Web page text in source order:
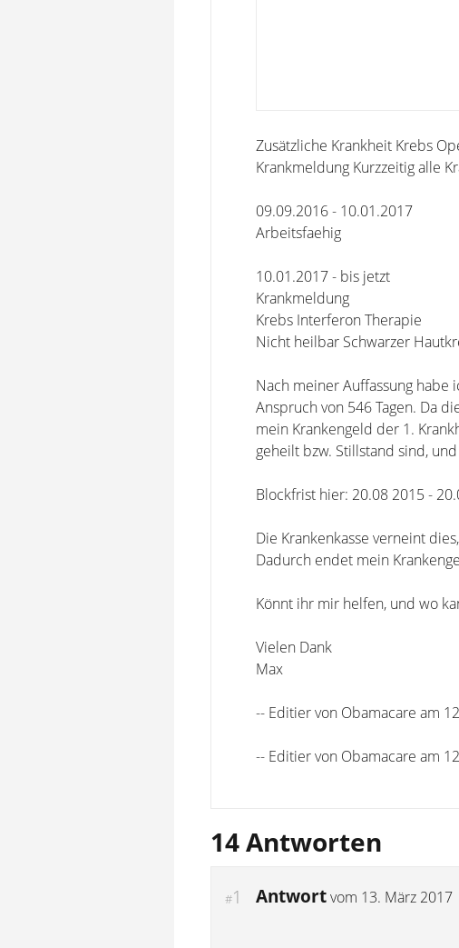
Zusätzliche Krankheit Krebs
Krankmeldung Kurzzeitig alle
09.09.2016 - 10.01.2017
Arbeitsfaehig
10.01.2017 - bis jetzt
Krankmeldung
Krebs Interferon Therapie
Nicht heilbar Schwarzer
Nach meiner Auffassung habe
Anspruch von 546 Tagen. Da
mein Krankengeld der 1.
geheilt bzw. Stillstand sind,
Blockfrist hier: 20.08 2015 -
Die Krankenkasse verneint
Dadurch endet mein
Könnt ihr mir helfen, und wo
Vielen Dank
Max
-- Editier von Obamacare am
-- Editier von Obamacare am
14 Antworten
#1 Antwortvom 13. März